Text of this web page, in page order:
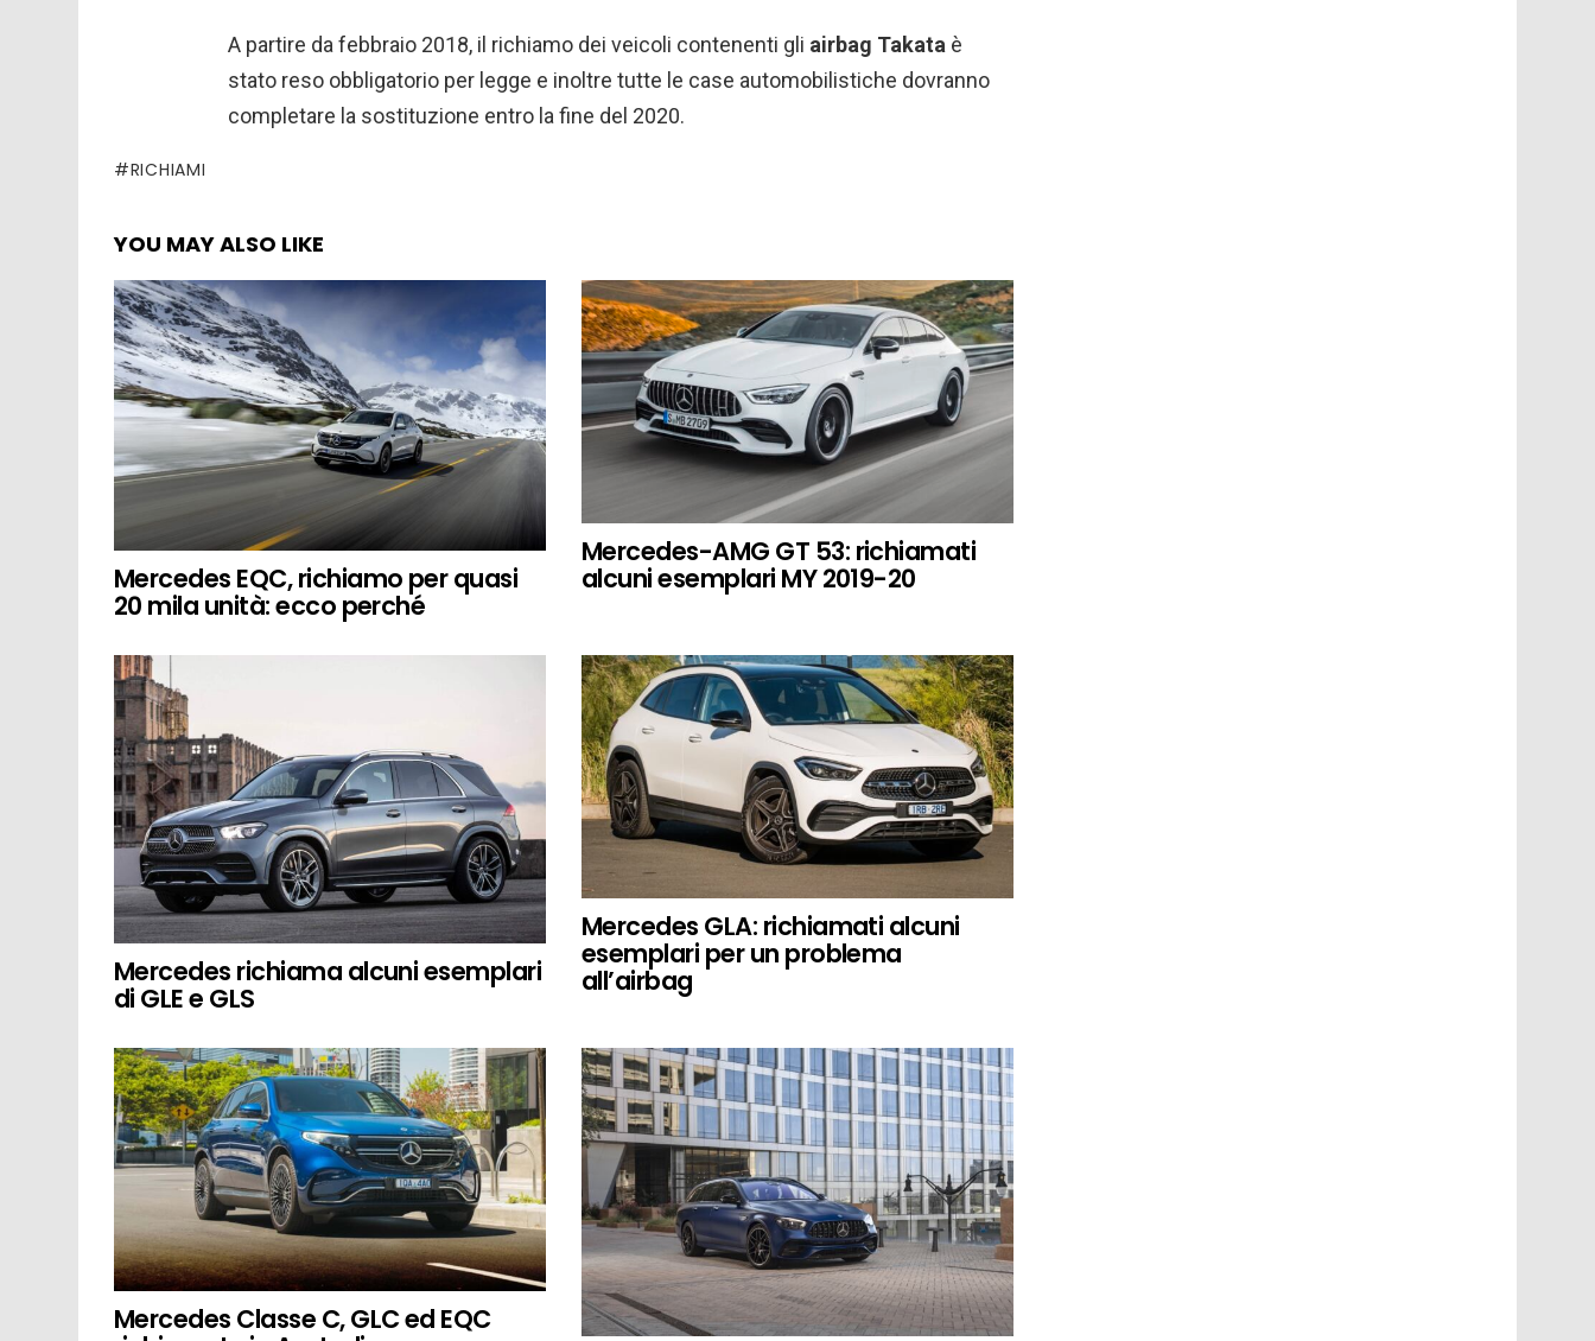
A partire da febbraio 2018, il richiamo dei veicoli contenenti gli airbag Takata è
stato reso obbligatorio per legge e inoltre tutte le case automobilistiche dovranno
completare la sostituzione entro la fine del 2020.
RICHIAMI
YOU MAY ALSO LIKE
Mercedes EQC, richiamo per quasi
20 mila unità: ecco perché
Mercedes-AMG GT 53: richiamati
alcuni esemplari MY 2019-20
Mercedes richiama alcuni esemplari
di GLE e GLS
Mercedes GLA: richiamati alcuni
esemplari per un problema
all’airbag
Mercedes Classe C, GLC ed EQC